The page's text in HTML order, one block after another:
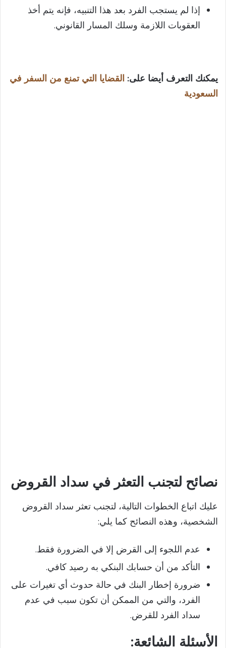
إذا لم يستجب الفرد بعد هذا التنبيه، فإنه يتم أخذ
العقوبات اللازمة وسلك المسار القانوني.
يمكنك التعرف أيضا على: القضايا التي تمنع من السفر في
السعودية
نصائح لتجنب التعثر في سداد القروض
عليك اتباع الخطوات التالية، لتجنب تعثر سداد القروض
الشخصية، وهذه النصائح كما يلي:
عدم اللجوء إلى القرض إلا في الضرورة فقط.
التأكد من أن حسابك البنكي به رصيد كافي.
ضرورة إخطار البنك في حالة حدوث أي تغيرات على
الفرد، والتي من الممكن أن تكون سبب في عدم
سداد الفرد للقرض.
الأسئلة الشائعة: